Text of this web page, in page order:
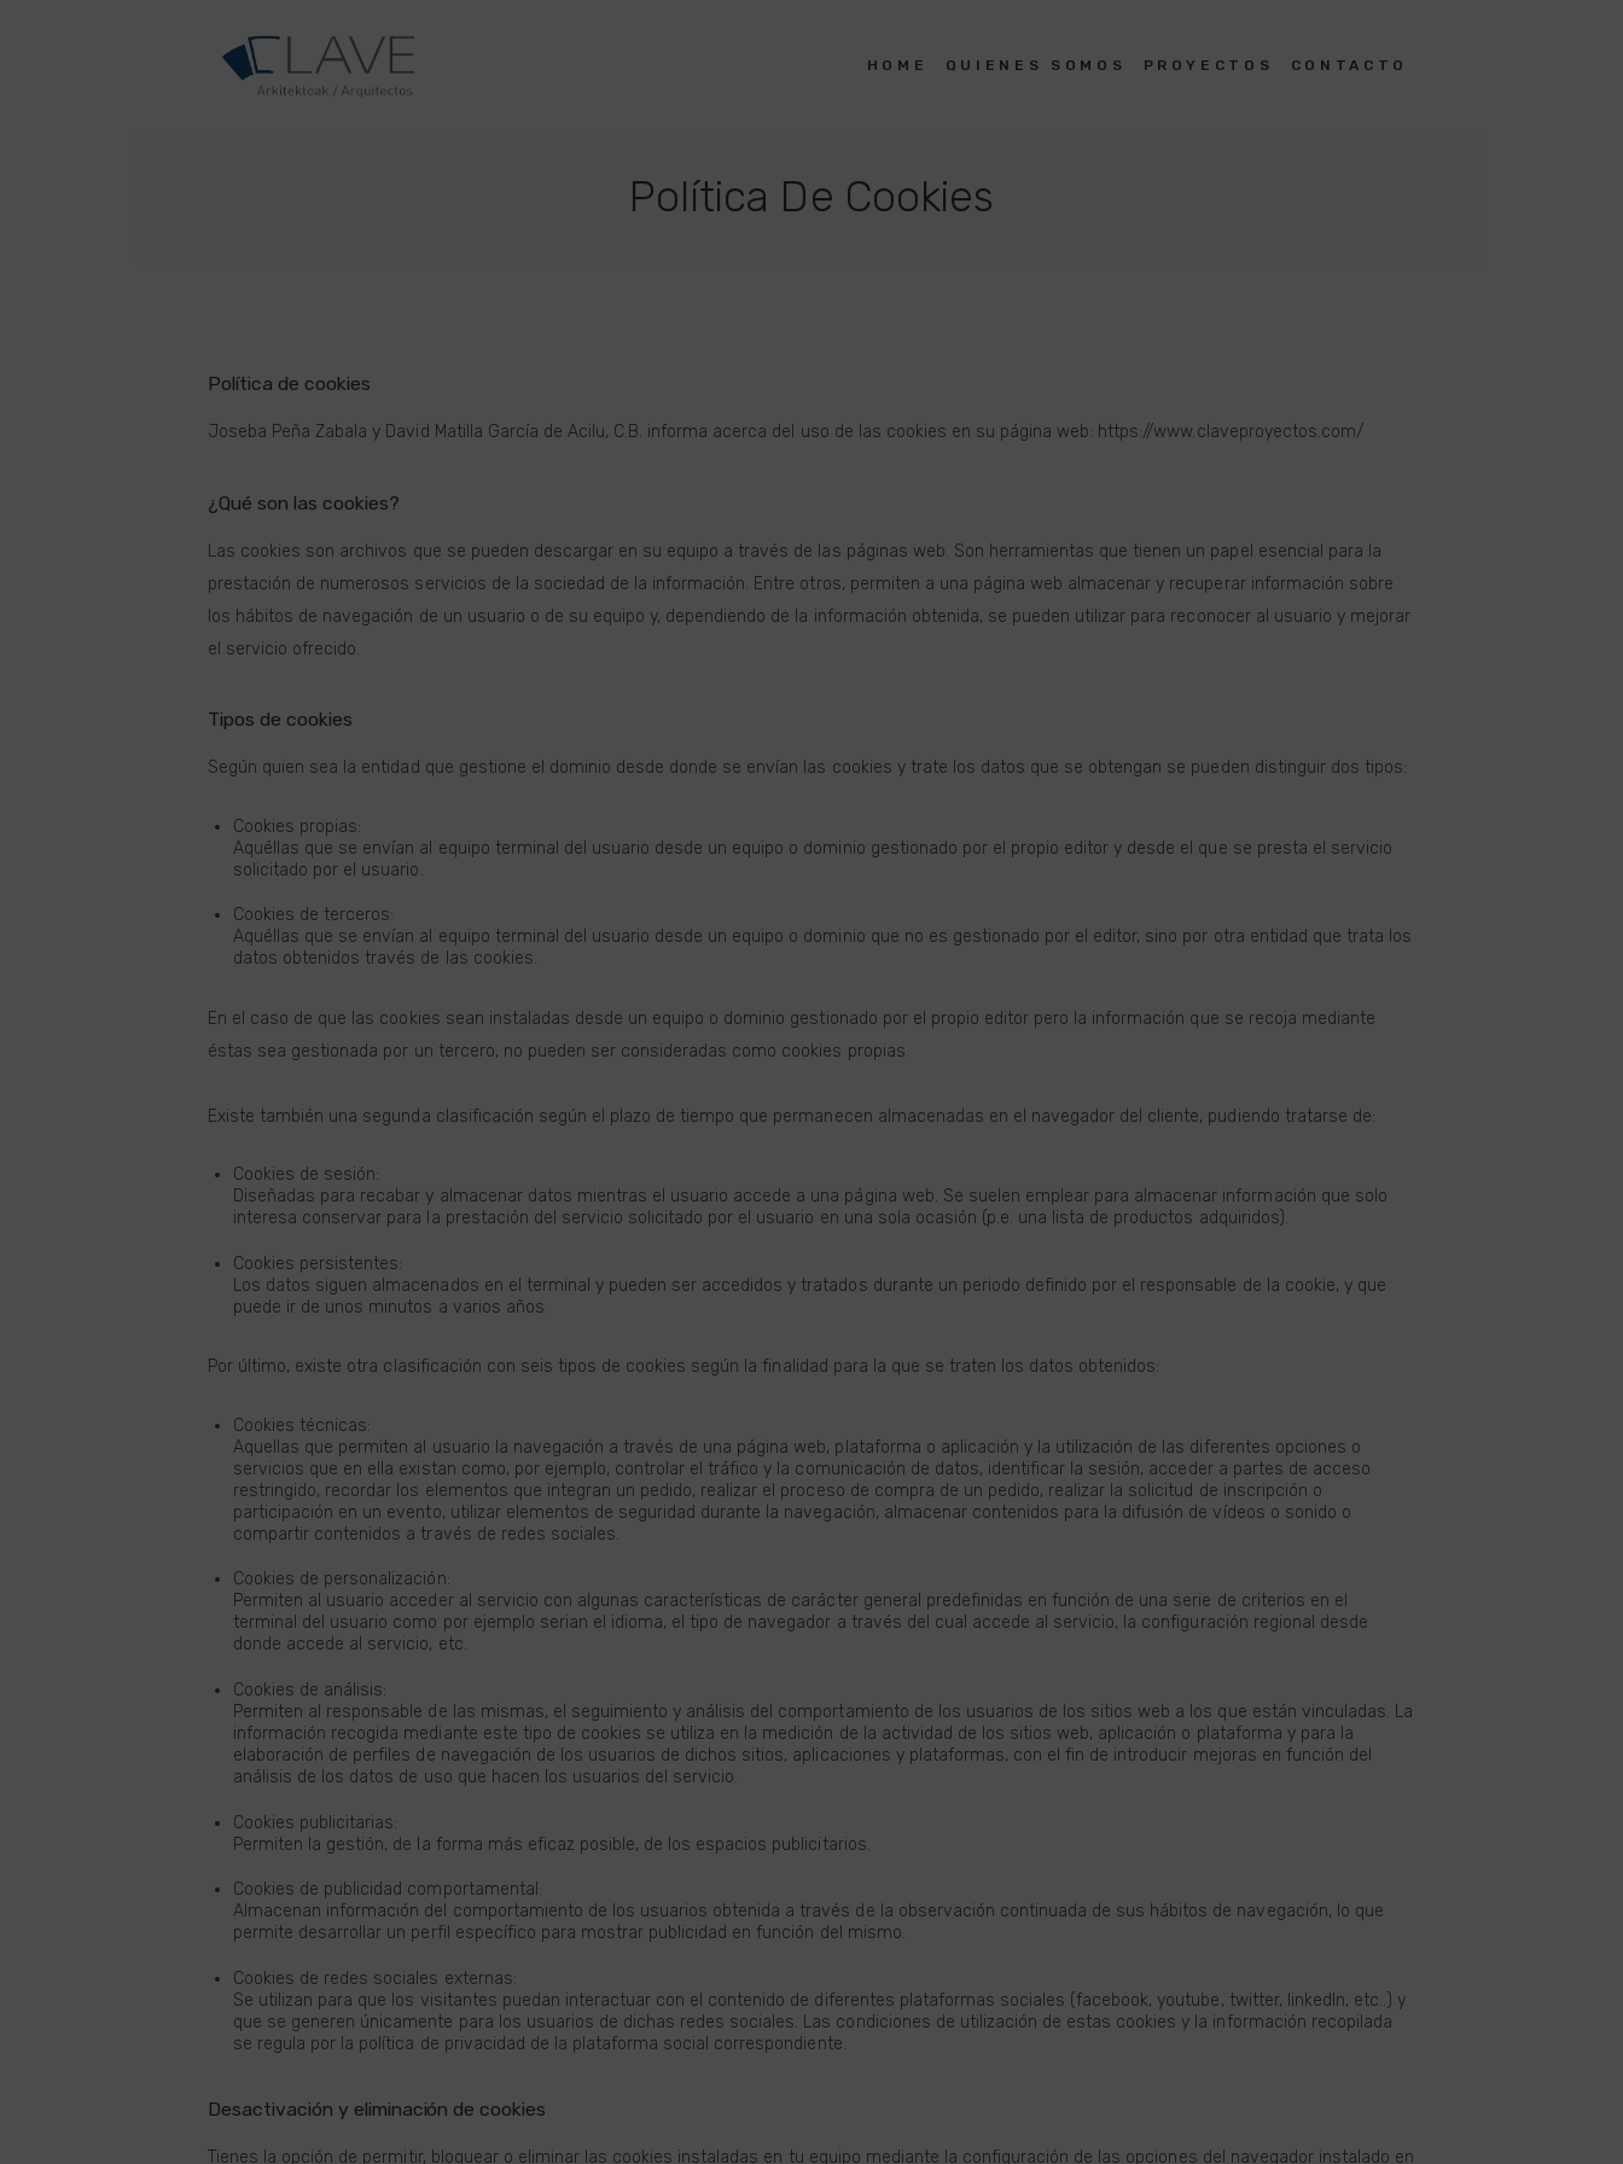
HOME QUIENES SOMOS PROYECTOS CONTACTO
Política De Cookies
CLAVE PROYECTOS
PROYECTOS
Política de cookies
Joseba Peña Zabala y David Matilla García de Acilu, C.B. informa acerca del uso de las cookies en su página web: https://www.claveproyectos.com/
¿Qué son las cookies?
Las cookies son archivos que se pueden descargar en su equipo a través de las páginas web. Son herramientas que tienen un papel esencial para la
prestación de numerosos servicios de la sociedad de la información. Entre otros, permiten a una página web almacenar y recuperar información sobre
los hábitos de navegación de un usuario o de su equipo y, dependiendo de la información obtenida, se pueden utilizar para reconocer al usuario y mejorar
el servicio ofrecido.
Tipos de cookies
Según quien sea la entidad que gestione el dominio desde donde se envían las cookies y trate los datos que se obtengan se pueden distinguir dos tipos:
Cookies propias:
Aquéllas que se envían al equipo terminal del usuario desde un equipo o dominio gestionado por el propio editor y desde el que se presta el servicio
solicitado por el usuario.
Cookies de terceros:
Aquéllas que se envían al equipo terminal del usuario desde un equipo o dominio que no es gestionado por el editor, sino por otra entidad que trata los
datos obtenidos través de las cookies.
En el caso de que las cookies sean instaladas desde un equipo o dominio gestionado por el propio editor pero la información que se recoja mediante
éstas sea gestionada por un tercero, no pueden ser consideradas como cookies propias.
Existe también una segunda clasificación según el plazo de tiempo que permanecen almacenadas en el navegador del cliente, pudiendo tratarse de:
Cookies de sesión:
Diseñadas para recabar y almacenar datos mientras el usuario accede a una página web. Se suelen emplear para almacenar información que solo
interesa conservar para la prestación del servicio solicitado por el usuario en una sola ocasión (p.e. una lista de productos adquiridos).
Cookies persistentes:
Los datos siguen almacenados en el terminal y pueden ser accedidos y tratados durante un periodo definido por el responsable de la cookie, y que
puede ir de unos minutos a varios años.
Por último, existe otra clasificación con seis tipos de cookies según la finalidad para la que se traten los datos obtenidos:
Cookies técnicas:
Aquellas que permiten al usuario la navegación a través de una página web, plataforma o aplicación y la utilización de las diferentes opciones o
servicios que en ella existan como, por ejemplo, controlar el tráfico y la comunicación de datos, identificar la sesión, acceder a partes de acceso
restringido, recordar los elementos que integran un pedido, realizar el proceso de compra de un pedido, realizar la solicitud de inscripción o
participación en un evento, utilizar elementos de seguridad durante la navegación, almacenar contenidos para la difusión de vídeos o sonido o
compartir contenidos a través de redes sociales.
Cookies de personalización:
Permiten al usuario acceder al servicio con algunas características de carácter general predefinidas en función de una serie de criterios en el
terminal del usuario como por ejemplo serian el idioma, el tipo de navegador a través del cual accede al servicio, la configuración regional desde
donde accede al servicio, etc.
Cookies de análisis:
Permiten al responsable de las mismas, el seguimiento y análisis del comportamiento de los usuarios de los sitios web a los que están vinculadas. La
información recogida mediante este tipo de cookies se utiliza en la medición de la actividad de los sitios web, aplicación o plataforma y para la
elaboración de perfiles de navegación de los usuarios de dichos sitios, aplicaciones y plataformas, con el fin de introducir mejoras en función del
análisis de los datos de uso que hacen los usuarios del servicio.
Cookies publicitarias:
Permiten la gestión, de la forma más eficaz posible, de los espacios publicitarios.
Cookies de publicidad comportamental:
Almacenan información del comportamiento de los usuarios obtenida a través de la observación continuada de sus hábitos de navegación, lo que
permite desarrollar un perfil específico para mostrar publicidad en función del mismo.
Cookies de redes sociales externas:
Se utilizan para que los visitantes puedan interactuar con el contenido de diferentes plataformas sociales (facebook, youtube, twitter, linkedIn, etc..) y
que se generen únicamente para los usuarios de dichas redes sociales. Las condiciones de utilización de estas cookies y la información recopilada
se regula por la política de privacidad de la plataforma social correspondiente.
Desactivación y eliminación de cookies
Tienes la opción de permitir, bloquear o eliminar las cookies instaladas en tu equipo mediante la configuración de las opciones del navegador instalado en